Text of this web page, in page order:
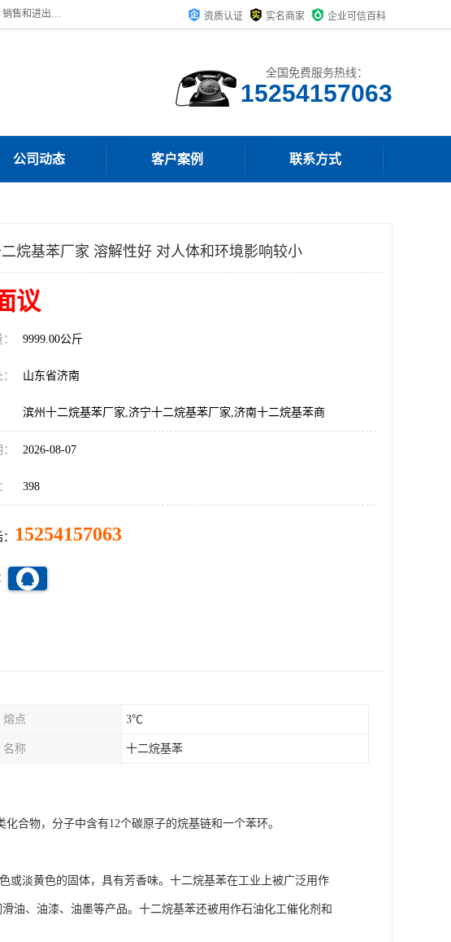
济南汇丰达化工有限公司是一家民营股份制精细化工企业，主要从事化工溶剂、药用辅料、合成中间体等深加工产品的研制开发、生产、销售和进出口贸易。主营产品：环氧丙烷，十二烷基苯，甲基磺酸，磺酸，DMF，DMAC，甘油，苯甲醇，乙酰氯，甲基丙烯酸，甲基丙烯酸甲酯，叔丁醇，异辛酸，二乙烯三胺，一乙，二乙‎，三乙醇胺，原乙酸三甲酯等化工产品及中间体。欢迎各界朋友洽谈咨询业务。 资质认证 实名商家 企业可信百科
全国免费服务热线：
15254157063
公司动态 客户案例 联系方式
烷基苯厂家 溶解性好 对人体和环境影响较小
议
9999.00公斤
山东省济南
滨州十二烷基苯厂家,济宁十二烷基苯厂家,济南十二烷基苯商
2026-08-07
398
15254157063
熔点 3℃
名称 十二烷基苯
合物，分子中含有12个碳原子的烷基链和一个苯环。
或淡黄色的固体，具有芳香味。十二烷基苯在工业上被广泛用作
油、油漆、油墨等产品。十二烷基苯还被用作石油化工催化剂和